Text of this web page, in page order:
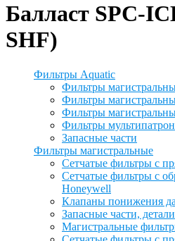
Балласт SPC-
SHF)
Фильтры Aquatic
Фильтры
Фильтры
Фильтры
Фильтры
Запасные части
Фильтры магистральные
Сетчатые фильтры с
Сетчатые фильтры с
Honeywell
Клапаны понижения
Запасные части, детали
Магистральные